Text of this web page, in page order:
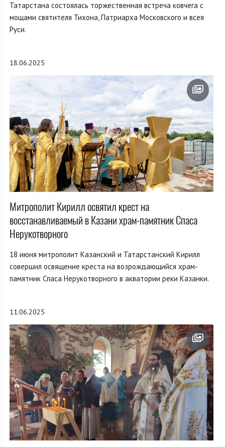
Татарстана состоялась торжественная встреча ковчега с
мощами святителя Тихона, Патриарха Московского и всея
Руси.
18.06.2025
Митрополит Кирилл освятил крест на
восстанавливаемый в Казани храм-памятник Спаса
Нерукотворного
18 июня митрополит Казанский и Татарстанский Кирилл
совершил освящение креста на возрождающийся храм-
памятник Спаса Нерукотворного в акватории реки Казанки.
11.06.2025